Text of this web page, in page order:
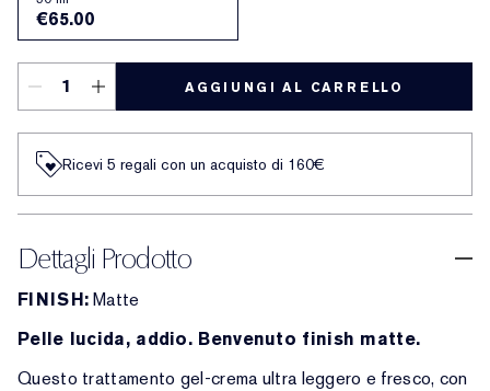
€65.00
AGGIUNGI AL CARRELLO
Ricevi 5 regali con un acquisto di 160€
Dettagli Prodotto
FINISH:Matte
Pelle lucida, addio. Benvenuto finish matte.
Questo trattamento gel-crema ultra leggero e fresco, con